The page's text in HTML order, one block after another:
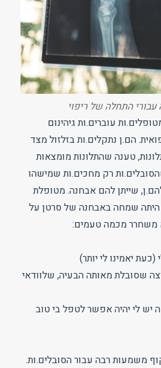
התחלה של ריפוי
עוברים.ות גיהינום
הם.ן נתקלים.ות בזלזול מצד
טענה שהתלונות מומצאות
רק מחכים.ות שמישהו
שייתן להם אבחנה. מטופלת
היתה שמחה באבחנה של סרטן על
משחרר מכמה טעמים:
יאמינו לי יותר)
שסובלת מאותה הבעיה, שלוודאי
יש לי יהיה אפשר לטפל בי טוב
משמעות רבה עבור הסובלים.ות.